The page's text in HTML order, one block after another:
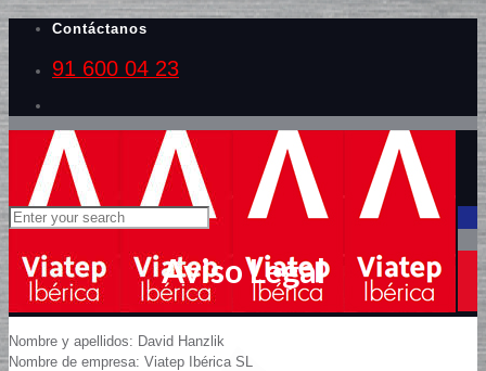
Contáctanos
91 600 04 23
Aviso Legal
Nombre y apellidos: David Hanzlik
Nombre de empresa: Viatep Ibérica SL